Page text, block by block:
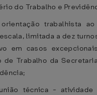
do Trabalho e
trabalhista ao
limitada a dez
em casos
Trabalho da
técnica - atividade